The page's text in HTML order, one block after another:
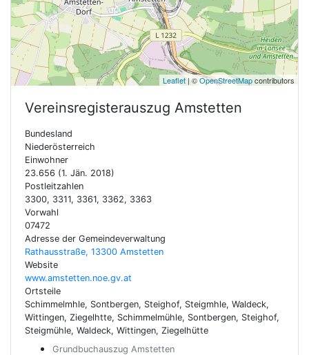
Leaflet| ©OpenStreetMapcontributors
Vereinsregisterauszug Amstetten
Bundesland
Niederösterreich
Einwohner
23.656 (1. Jän. 2018)
Postleitzahlen
3300, 3311, 3361, 3362, 3363
Vorwahl
07472
Adresse der Gemeindeverwaltung
Rathausstraße, 13300 Amstetten
Website
www.amstetten.noe.gv.at
Ortsteile
Schimmelmhle, Sontbergen, Steighof, Steigmhle, Waldeck,
Wittingen, Ziegelhtte, Schimmelmühle, Sontbergen, Steighof,
Steigmühle, Waldeck, Wittingen, Ziegelhütte
Grundbuchauszug Amstetten